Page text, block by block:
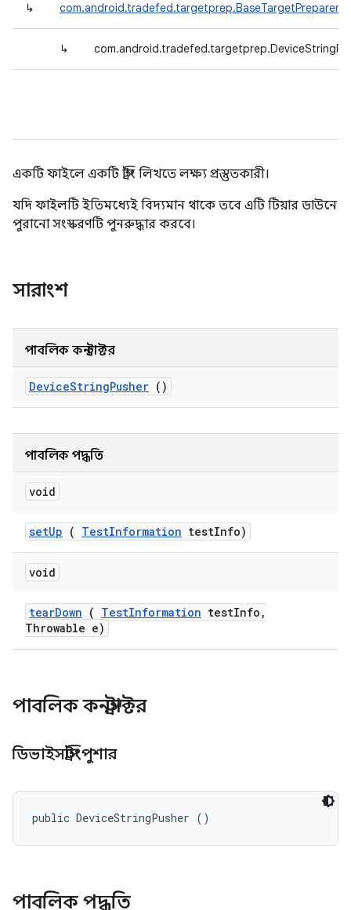
↳ com.android.tradefed.targetprep.BaseTargetPreparer
↳
একটি ফাইলে একটি স্ট্রিং লিখতে লক্ষ্য প্রস্তুতকারী।
যদি ফাইলটি ইতিমধ্যেই বিদ্যমান থাকে তবে এটি টিয়ার ডাউনে
পুরানো সংস্করণটি পুনরুদ্ধার করবে।
সারাংশ
পাবলিক কনস্ট্রাক্টর
DeviceStringPusher ()
পাবলিক পদ্ধতি
void
setUp ( TestInformation testInfo)
void
tearDown ( TestInformation testInfo ,
Throwable e)
পাবলিক কনস্ট্রাক্টর
ডিভাইসস্ট্রিংপুশার
public DeviceStringPusher ()
পাবলিক পদ্ধতি